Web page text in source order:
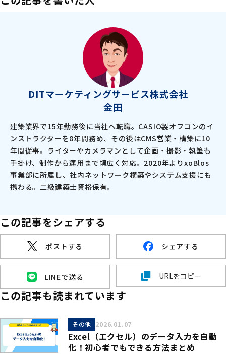
DITマーケティングサービス株式会社
金田
建築業界で15年勤務後に当社へ転職。CASIO製オフコンのイ
ンストラクターを8年間務め、その後はCMS営業・構築に10
年間従事。ライターやカメラマンとして企画・撮影・執筆も
手掛け、制作から運用まで幅広く対応。2020年よりxoBlos
事業部に所属し、社内ネットワーク構築やシステム支援にも
携わる。二級建築士資格保有。
この記事をシェアする
ポストする シェアする
LINEで送る URLをコピー
この記事も読まれています
その他 2026.01.07
Excel（エクセル）のデータ入力を自動
化！初心者でもできる方法まとめ